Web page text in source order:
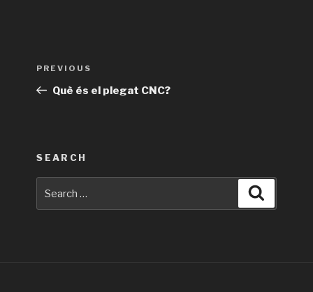
Previous
Post
PREVIOUS
Què és el plegat CNC?
SEARCH
for: